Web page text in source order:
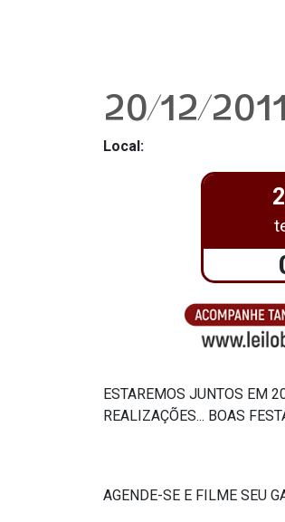
20/12/
Local:
ESTAREMOS JUNTOS EM
REALIZAÇÕES... BOAS
AGENDE-SE E FILME SEU